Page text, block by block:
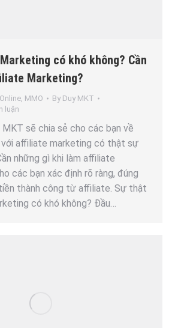
có khó không? Cần
Marketing?
, MMO By Duy MKT
luận
MKT sẽ chia sẻ cho các bạn về
với affiliate marketing có thật sự
những gì khi làm affiliate
các bạn xác định rõ ràng, đúng
thành công từ affiliate. Sự thật
có khó không? Đầu…